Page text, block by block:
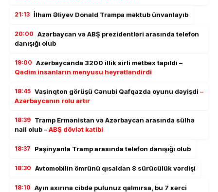
21:13 İlham Əliyev Donald Trampa məktub ünvanlayıb
20:00 Azərbaycan və ABŞ prezidentləri arasında telefon
danışığı olub
19:00 Azərbaycanda 3200 illik sirli mətbəx tapıldı –
Qədim insanların menyusu heyrətləndirdi
18:45 Vaşinqton görüşü Cənubi Qafqazda oyunu dəyişdi –
Azərbaycanın rolu artır
18:39 Tramp Ermənistan və Azərbaycan arasında sülhə
nail olub –ABŞ dövlət katibi
18:37 Paşinyanla Tramp arasında telefon danışığı olub
18:30 Avtomobilin ömrünü qısaldan 8 sürücülük vərdişi
18:10 Ayın axırına cibdə pulunuz qalmırsa, bu 7 xərci